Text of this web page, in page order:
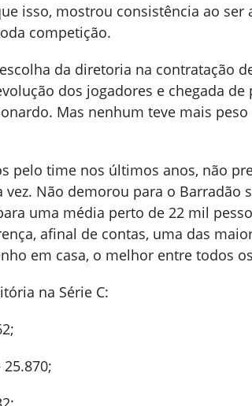
isso, mostrou consistência ao ser
competição.
da diretoria na contratação
dos jogadores e chegada de
Mas nenhum teve mais
pelo time nos últimos anos, não
Não demorou para o Barradão
uma média perto de 22 mil
afinal de contas, uma das
em casa, o melhor entre todos
na Série C: